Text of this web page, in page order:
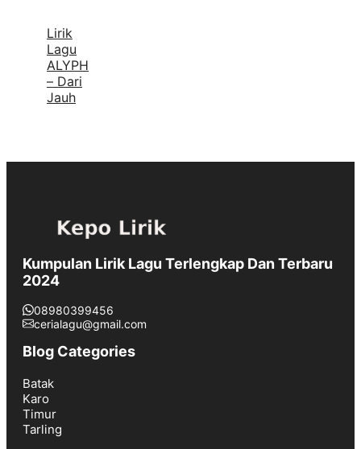
Lirik
Lagu
ALYPH
– Dari
Jauh
Kumpulan Lirik Lagu Terlengkap Dan Terbaru
2024
08980399456
cerialagu@gmail.com
Blog Categories
Batak
Karo
Timur
Tarling